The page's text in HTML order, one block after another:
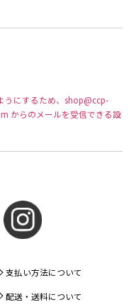
うにするため、shop@ccp-
からのメールを受信できる設
支払い方法について
配送・送料について